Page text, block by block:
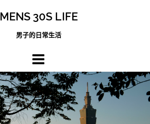
MENS 30S LIFE
男子的日常生活